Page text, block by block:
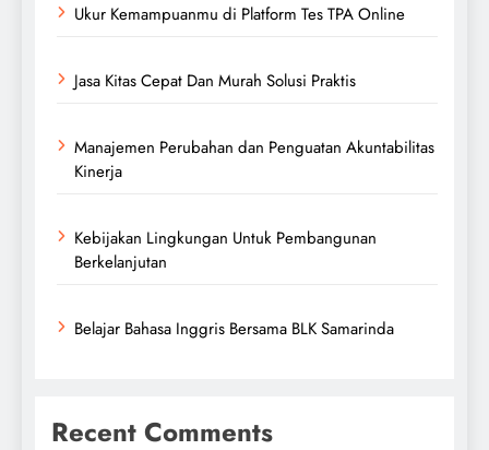
Ukur Kemampuanmu di Platform Tes TPA Online
Jasa Kitas Cepat Dan Murah Solusi Praktis
Manajemen Perubahan dan Penguatan Akuntabilitas
Kinerja
Kebijakan Lingkungan Untuk Pembangunan
Berkelanjutan
Belajar Bahasa Inggris Bersama BLK Samarinda
Recent Comments